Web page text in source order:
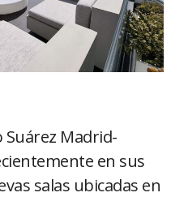
Madrid-
en sus
salas ubicadas en